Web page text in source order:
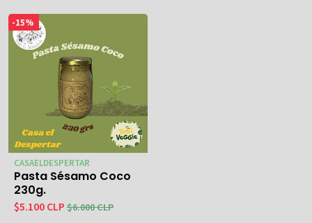
-15%
CASAELDESPERTAR
Pasta Sésamo Coco
230g.
$5.100 CLP $6.000 CLP